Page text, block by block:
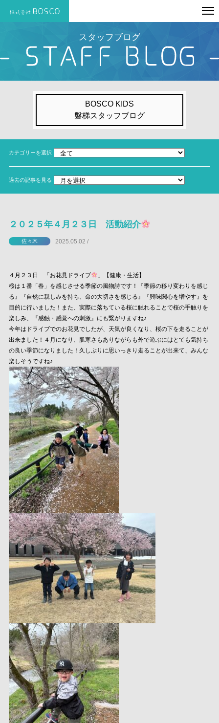
スタッフブログ
BOSCO KIDS
磐梯スタッフブログ
カテゴリーを選択
過去の記事を見る
２０２５年４月２３日 活動紹介
佐々木 2025.05.02 /
４月２３日 「お花見ドライブ
」【健康・生活】
桜は１番「春」を感じさせる季節の風物詩です！『季節の移り変わりを感じ
る』『自然に親しみを持ち、命の大切さを感じる』『興味関心を増やす』を
目的に行いました！また、実際に落ちている桜に触れることで桜の手触りを
楽しみ、『感触・感覚への刺激』にも繋がりますね♪
今年はドライブでのお花見でしたが、天気が良くなり、桜の下を走ることが
出来ました！４月になり、肌寒さもありながらも外で遊ぶにはとても気持ち
の良い季節になりました！久しぶりに思いっきり走ることが出来て、みんな
楽しそうですね♪